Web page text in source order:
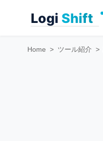
Home > ツール紹介 >